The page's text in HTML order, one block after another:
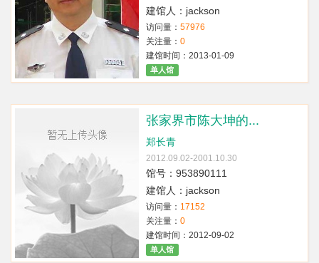
建馆人：jackson
访问量： 57976
关注量： 0
建馆时间：2013-01-09
单人馆
张家界市陈大坤的...
郑长青
2012.09.02-2001.10.30
馆号：953890111
建馆人：jackson
访问量： 17152
关注量： 0
建馆时间：2012-09-02
单人馆